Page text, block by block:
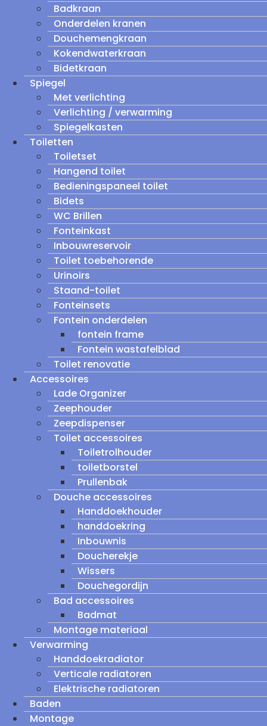
Badkraan
Onderdelen kranen
Douchemengkraan
Kokendwaterkraan
Bidetkraan
Spiegel
Met verlichting
Verlichting / verwarming
Spiegelkasten
Toiletten
Toiletset
Hangend toilet
Bedieningspaneel toilet
Bidets
WC Brillen
Fonteinkast
Inbouwreservoir
Toilet toebehorende
Urinoirs
Staand-toilet
Fonteinsets
Fontein onderdelen
fontein frame
Fontein wastafelblad
Toilet renovatie
Accessoires
Lade Organizer
Zeephouder
Zeepdispenser
Toilet accessoires
Toiletrolhouder
toiletborstel
Prullenbak
Douche accessoires
Handdoekhouder
handdoekring
Inbouwnis
Doucherekje
Wissers
Douchegordijn
Bad accessoires
Badmat
Montage materiaal
Verwarming
Handdoekradiator
Verticale radiatoren
Elektrische radiatoren
Baden
Montage